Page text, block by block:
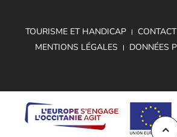
TOURISME ET HANDICAP CONTACT
MENTIONS LÉGALES
DONNÉES